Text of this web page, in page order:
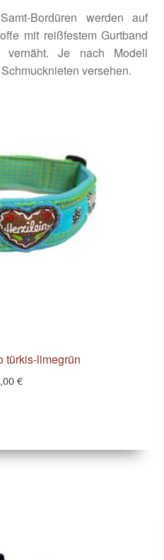
Bordüren werden auf
mit reißfestem Gurtband
vernäht. Je nach Modell
versehen.
türkis-limegrün
€